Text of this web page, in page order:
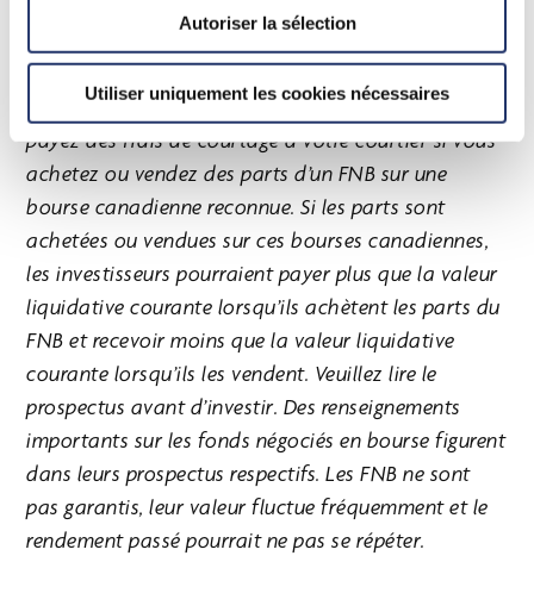
Autoriser la sélection
Utiliser uniquement les cookies nécessaires
(FNB) peuvent être assortis de commissions, de frais
de gestion et d’autres frais). Habituellement, vous
payez des frais de courtage à votre courtier si vous
achetez ou vendez des parts d’un FNB sur une
bourse canadienne reconnue. Si les parts sont
achetées ou vendues sur ces bourses canadiennes,
les investisseurs pourraient payer plus que la valeur
liquidative courante lorsqu’ils achètent les parts du
FNB et recevoir moins que la valeur liquidative
courante lorsqu’ils les vendent. Veuillez lire le
prospectus avant d’investir. Des renseignements
importants sur les fonds négociés en bourse figurent
dans leurs prospectus respectifs. Les FNB ne sont
pas garantis, leur valeur fluctue fréquemment et le
rendement passé pourrait ne pas se répéter.